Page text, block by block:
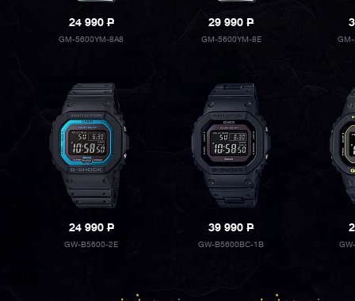
24 990P
GM-5600YM-8A8
29 990P
GM-5600YM-8E
24 990P
GW-B5600-2E
39 990P
GW-B5600BC-1B